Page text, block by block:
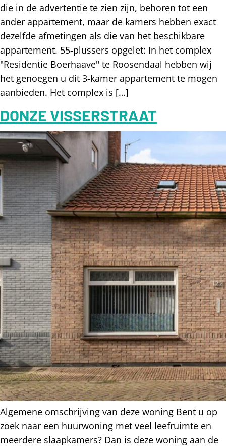
die in de advertentie te zien zijn, behoren tot een
ander appartement, maar de kamers hebben exact
dezelfde afmetingen als die van het beschikbare
appartement. 55-plussers opgelet: In het complex
"Residentie Boerhaave" te Roosendaal hebben wij
het genoegen u dit 3-kamer appartement te mogen
aanbieden. Het complex is […]
DONZE VISSERSTRAAT
Algemene omschrijving van deze woning Bent u op
zoek naar een huurwoning met veel leefruimte en
meerdere slaapkamers? Dan is deze woning aan de